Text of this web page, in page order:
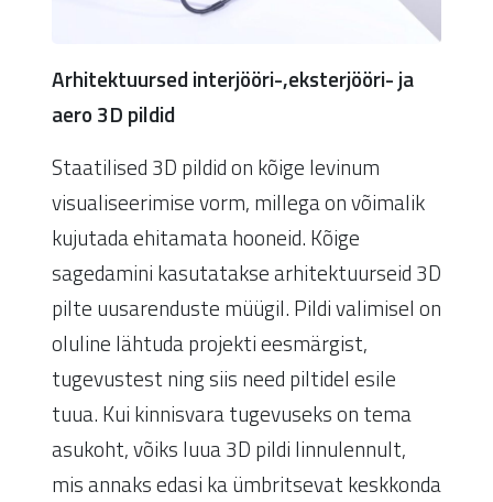
Arhitektuursed interjööri-,eksterjööri- ja
aero 3D pildid
Staatilised 3D pildid on kõige levinum
visualiseerimise vorm, millega on võimalik
kujutada ehitamata hooneid. Kõige
sagedamini kasutatakse arhitektuurseid 3D
pilte uusarenduste müügil. Pildi valimisel on
oluline lähtuda projekti eesmärgist,
tugevustest ning siis need piltidel esile
tuua. Kui kinnisvara tugevuseks on tema
asukoht, võiks luua 3D pildi linnulennult,
mis annaks edasi ka ümbritsevat keskkonda